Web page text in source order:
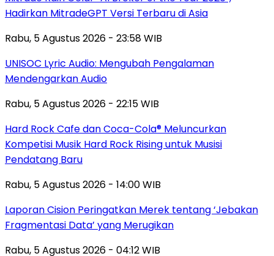
Hadirkan MitradeGPT Versi Terbaru di Asia
Rabu, 5 Agustus 2026 - 23:58 WIB
UNISOC Lyric Audio: Mengubah Pengalaman
Mendengarkan Audio
Rabu, 5 Agustus 2026 - 22:15 WIB
Hard Rock Cafe dan Coca-Cola® Meluncurkan
Kompetisi Musik Hard Rock Rising untuk Musisi
Pendatang Baru
Rabu, 5 Agustus 2026 - 14:00 WIB
Laporan Cision Peringatkan Merek tentang ‘Jebakan
Fragmentasi Data’ yang Merugikan
Rabu, 5 Agustus 2026 - 04:12 WIB